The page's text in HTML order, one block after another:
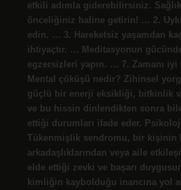
etkili adımla giderebilirsiniz.
önceliğiniz haline getirin! … 2.
edin. … 3. Hareketsiz yaşamdan
ihtiyaçtır. … Meditasyonun
egzersizleri yapın. … 7. Zamanı
Mental çöküşü nedir? Zihinsel
güçlü bir enerji eksikliği, bitkinlik
ve bu hissin dinlendikten sonra
ettiği durumları ifade eder.
Tükenmişlik sendromu, bir kişinin
arkadaşlıklarından veya aile
elde ettiği zevki ve başarı
kimliğin kaybolduğu inancına yol